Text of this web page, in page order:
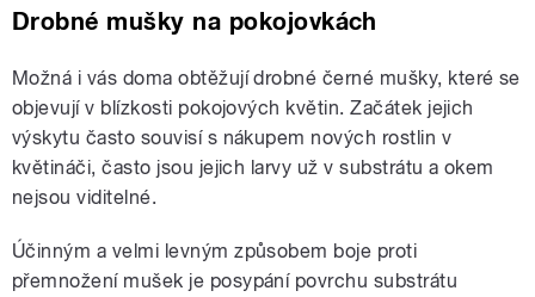
Drobné mušky na pokojovkách
Možná i vás doma obtěžují drobné černé mušky, které se
objevují v blízkosti pokojových květin. Začátek jejich
výskytu často souvisí s nákupem nových rostlin v
květináči, často jsou jejich larvy už v substrátu a okem
nejsou viditelné.
Účinným a velmi levným způsobem boje proti
přemnožení mušek je posypání povrchu substrátu